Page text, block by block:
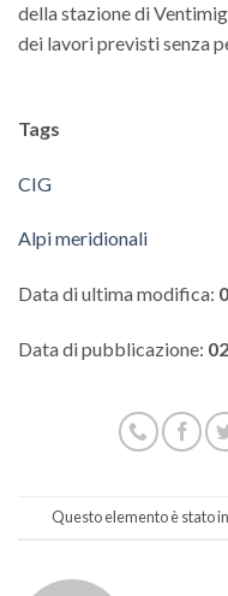
della stazione di
dei lavori previsti senza
Tags
CIG
Alpi meridionali
Data di ultima modifica:
Data di pubblicazione:
Questo elemento è stato